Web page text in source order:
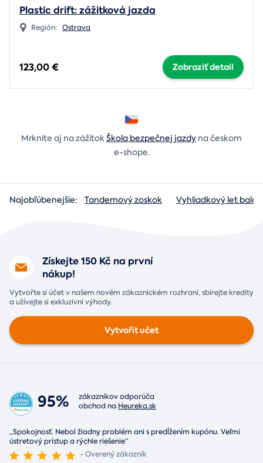
Plastic drift: zážitková jazda
Región: Ostrava
123,00 € Zobraziť detail
Mrknite aj na zážitokŠkola bezpečnej jazdy na českom
e-shope.
Najobľúbenejšie: Tandemový zoskok Vyhliadkový let
Získejte 150 Kč na první
nákup!
Vytvořte si účet v našem novém zákaznickém rozhraní, sbírejte kredity
a užívejte si exkluzivní výhody.
Vytvořit učet
95%
zákazníkov odporúča
obchod na Heureka.sk
„Spokojnosť. Nebol žiadny problém ani s predĺžením kupónu. Veľmi
ústretový prístup a rýchle riešenie“
- Overený zákazník